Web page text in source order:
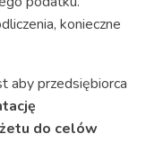
konieczne
aby przedsiębiorca
do celów